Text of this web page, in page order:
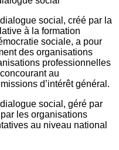
social, créé par la
à la formation
sociale, a pour
des organisations
professionnelles
au
d’intérêt général.
social, géré par
les organisations
au niveau national